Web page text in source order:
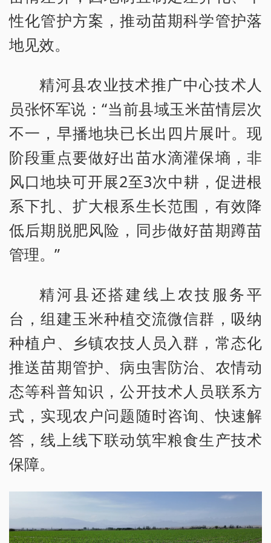
性化管护方案，推动苗期科学管护落
地见效。
精河县农业技术推广中心技术人
员张怀军说：“当前县域玉米苗情层次
不一，早播地块已长出四片展叶。现
阶段重点要做好出苗水滴灌保墒，非
风口地块可开展2至3次中耕，促进根
系下扎、扩大根系生长范围，有效降
低后期脱肥风险，同步做好苗期蹲苗
管理。”
精河县还搭建线上农技服务平
台，组建玉米种植交流微信群，吸纳
种植户、乡镇农技人员入群，常态化
推送苗期管护、病虫害防治、农情动
态等科普知识，公开技术人员联系方
式，实现农户问题随时咨询、快速解
答，线上线下联动筑牢粮食生产技术
保障。